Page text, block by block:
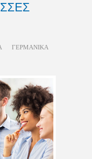
ΓΕΡΜΑΝΙΚΑ